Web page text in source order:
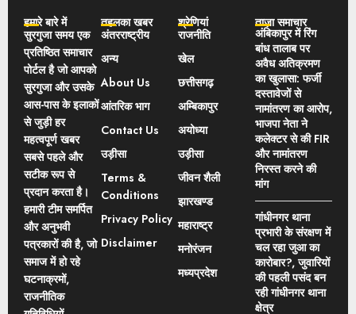
हमारे बारे में
सुरगुजा समय एक
प्रतिष्ठित समाचार
पोर्टल है जो आपको
सुरगुजा और उसके
आस-पास के इलाकों
से जुड़ी हर
महत्वपूर्ण खबर
सबसे पहले और
सटीक रूप से
प्रदान करता है।
हमारी टीम समर्पित
और अनुभवी
पत्रकारों की है, जो
समाज में हो रहे
घटनाक्रमों,
राजनीतिक
तहलका खबर
अंतरराष्ट्रीय
अन्य
About Us
आंतरिक भाग
Contact Us
उड़ीसा
Terms &
Conditions
Privacy Policy
Disclaimer
श्रेणियां
राजनीति
खेल
छत्तीसगढ़
अम्बिकापुर
अयोध्या
उड़ीसा
जीवन शैली
झारखण्ड
महाराष्ट्र
मनोरंजन
मध्यप्रदेश
ताज़ा समाचार
अंबिकापुर में रिंग
बांध तालाब पर
अवैध अतिक्रमण
का खुलासा: फर्जी
दस्तावेजों से
नामांतरण का आरोप,
भाजपा नेता ने
कलेक्टर से की FIR
और नामांतरण
निरस्त करने की
मांग
गांधीनगर थाना
प्रभारी के संरक्षण में
चल रहा जुआ का
कारोबार?, जुवारियों
की पहली पसंद बन
रही गांधीनगर थाना
क्षेत्र